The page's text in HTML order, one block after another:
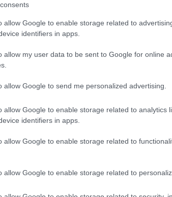
allow Google to enable storage related to
identifiers in apps.
allow my user data to be sent to Google for online
allow Google to send me personalized advertising.
allow Google to enable storage related to analytics
identifiers in apps.
allow Google to enable storage related to
allow Google to enable storage related to
akik
Úgy
haltak meg a Várkonyi Zoltánok, a
az általam tisztelt, de nem pártolt Koltai
Tamásnak volt iskolája”.
volt, akkor legalább annyira
datálja, hogy „műfajrasszistákkal
lépett. „
Mire ez a szakma